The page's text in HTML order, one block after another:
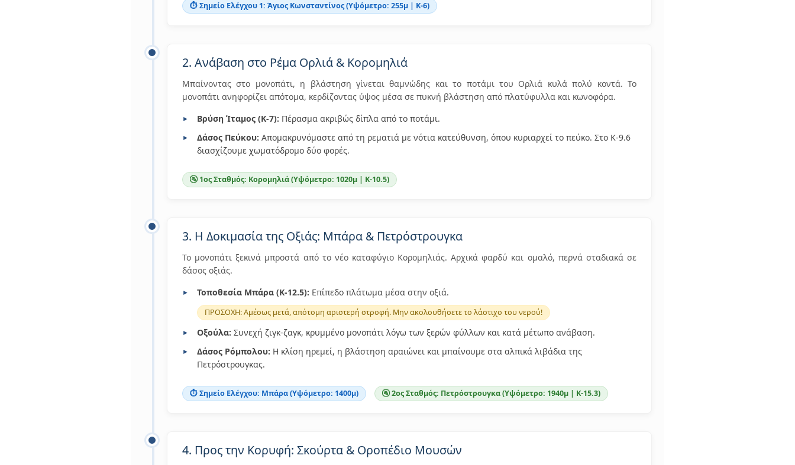
⏱️ Σημείο Ελέγχου 1: Άγιος Κωνσταντίνος (Υψόμετρο: 255μ | Κ-6)
2. Ανάβαση στο Ρέμα Ορλιά & Κορομηλιά
Μπαίνοντας στο μονοπάτι, η βλάστηση γίνεται θαμνώδης και το ποτάμι του Ορλιά κυλά πολύ κοντά. Το
μονοπάτι ανηφορίζει απότομα, κερδίζοντας ύψος μέσα σε πυκνή βλάστηση από πλατύφυλλα και κωνοφόρα.
Βρύση Ίταμος (Κ-7): Πέρασμα ακριβώς δίπλα από το ποτάμι.
Δάσος Πεύκου: Απομακρυνόμαστε από τη ρεματιά με νότια κατεύθυνση, όπου κυριαρχεί το πεύκο. Στο Κ-9.6
διασχίζουμε χωματόδρομο δύο φορές.
🚰 1ος Σταθμός: Κορομηλιά (Υψόμετρο: 1020μ | Κ-10.5)
3. Η Δοκιμασία της Οξιάς: Μπάρα & Πετρόστρουγκα
Το μονοπάτι ξεκινά μπροστά από το νέο καταφύγιο Κορομηλιάς. Αρχικά φαρδύ και ομαλό, περνά σταδιακά σε
δάσος οξιάς.
Τοποθεσία Μπάρα (Κ-12.5): Επίπεδο πλάτωμα μέσα στην οξιά.
ΠΡΟΣΟΧΗ: Αμέσως μετά, απότομη αριστερή στροφή. Μην ακολουθήσετε το λάστιχο του νερού!
Οξούλα: Συνεχή ζιγκ-ζαγκ, κρυμμένο μονοπάτι λόγω των ξερών φύλλων και κατά μέτωπο ανάβαση.
Δάσος Ρόμπολου: Η κλίση ηρεμεί, η βλάστηση αραιώνει και μπαίνουμε στα αλπικά λιβάδια της
Πετρόστρουγκας.
⏱️ Σημείο Ελέγχου: Μπάρα (Υψόμετρο: 1400μ) 🚰 2ος Σταθμός: Πετρόστρουγκα (Υψόμετρο: 1940μ | Κ-15.3)
4. Προς την Κορυφή: Σκούρτα & Οροπέδιο Μουσών